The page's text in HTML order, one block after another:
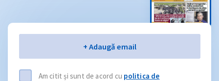
+ Adaugă email
Am citit și sunt de acord cu politica de